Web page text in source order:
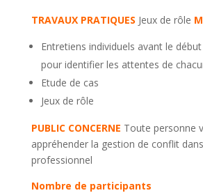
TRAVAUX PRATIQUES Jeux de rôle
Entretiens individuels avant le
pour identifier les attentes de
Etude de cas
Jeux de rôle
PUBLIC CONCERNE Toute personne
appréhender la gestion de conflit dans
professionnel
Nombre de participants